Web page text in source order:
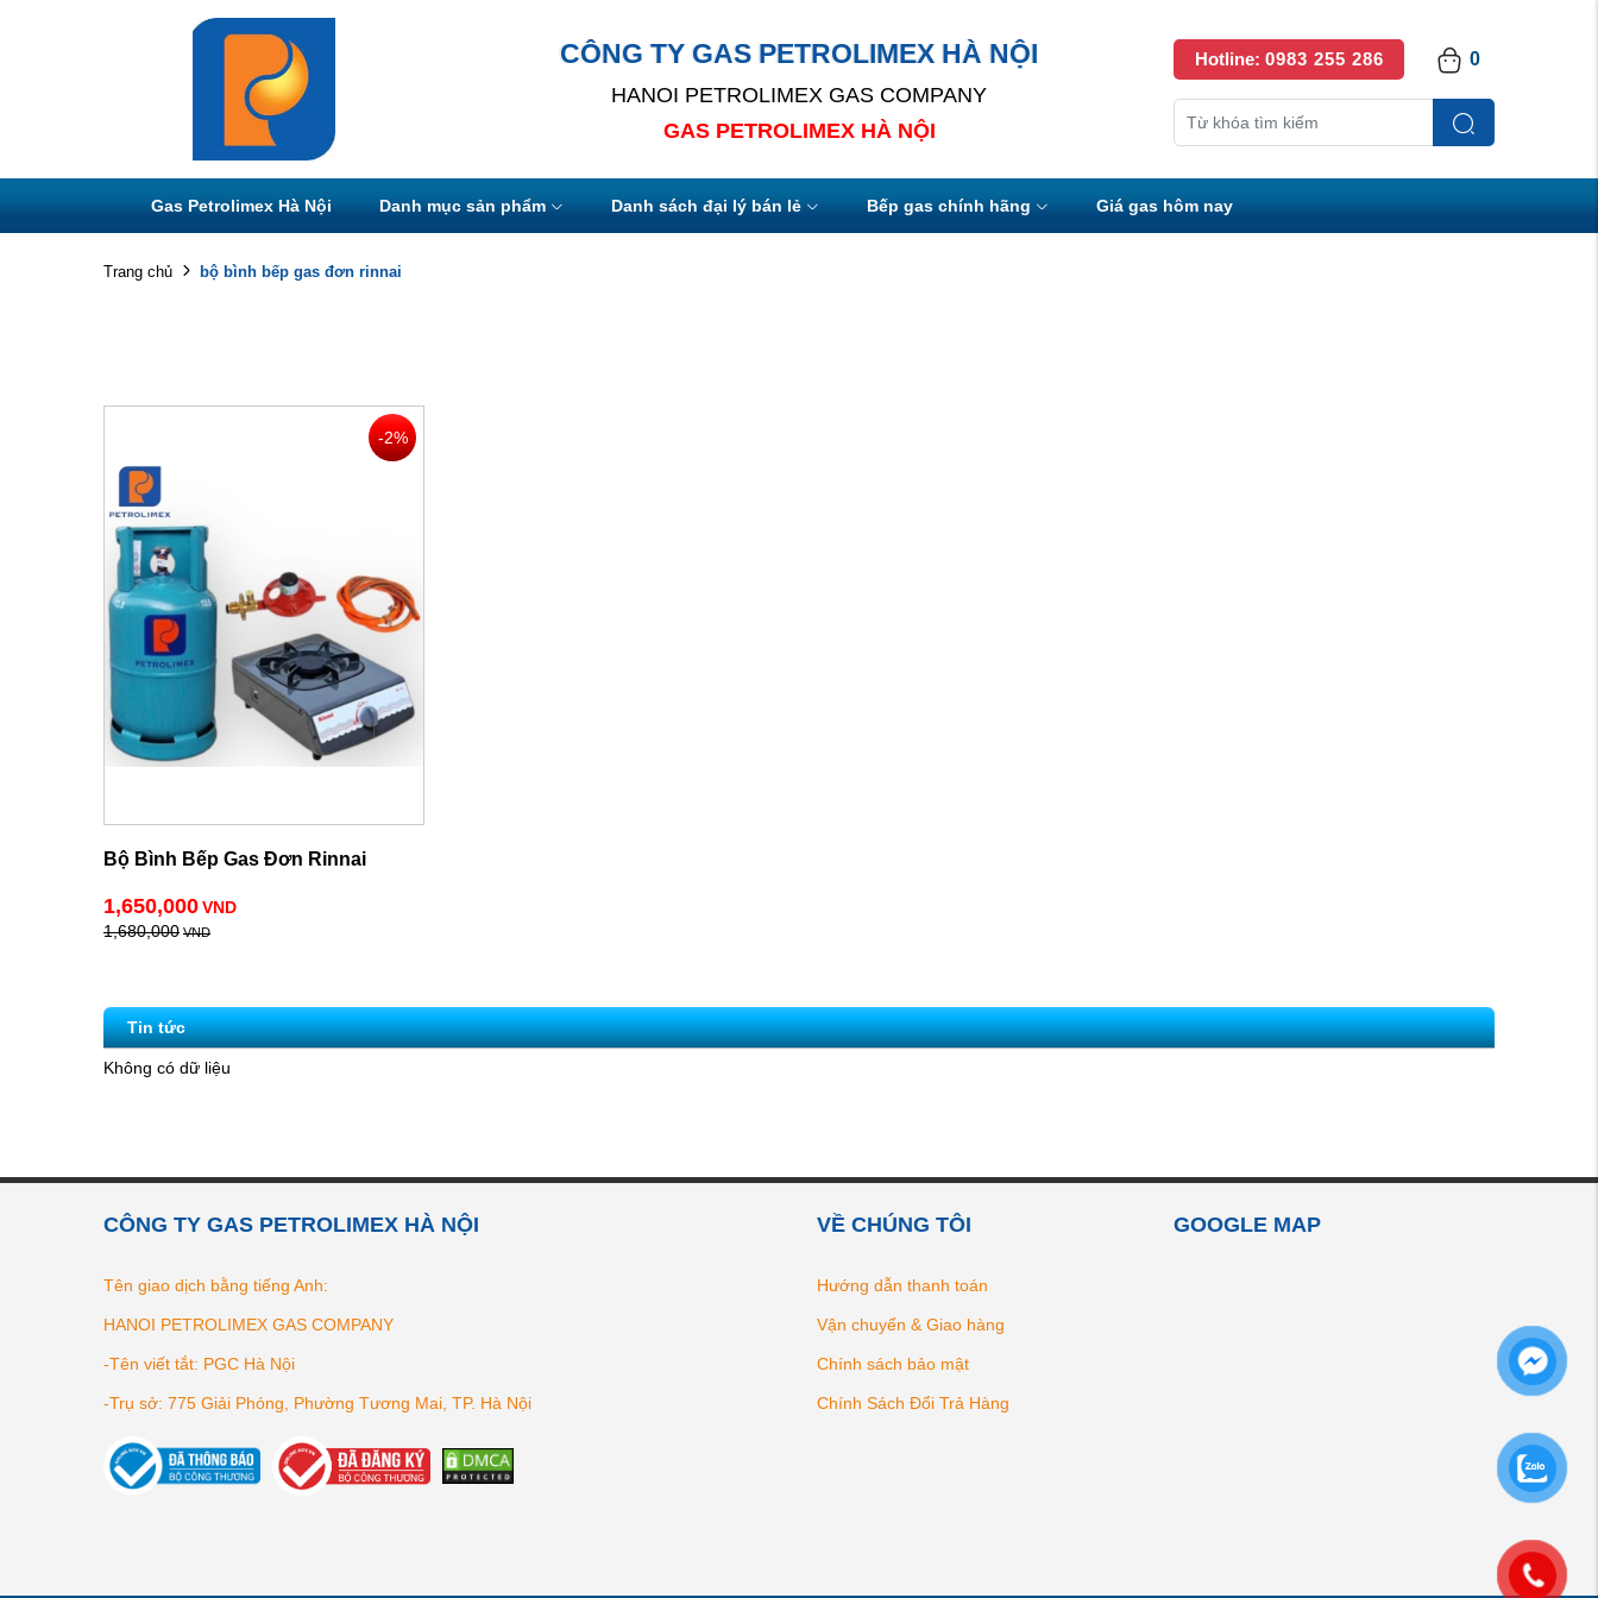
CÔNG TY GAS PETROLIMEX HÀ NỘI
HANOI PETROLIMEX GAS COMPANY
GAS PETROLIMEX HÀ NỘI
Hotline: 0983 255 286 0
Gas Petrolimex Hà Nội Danh mục sản phẩm Danh sách đại lý bán lẻ Bếp gas chính hãng Giá gas hôm nay
Trang chủ bộ bình bếp gas đơn rinnai
-2%
Bộ Bình Bếp Gas Đơn Rinnai
1,650,000 VND
1,680,000 VND
Tin tức
Không có dữ liệu
CÔNG TY GAS PETROLIMEX HÀ NỘI
Tên giao dịch bằng tiếng Anh:
HANOI PETROLIMEX GAS COMPANY
-Tên viết tắt: PGC Hà Nội
-Trụ sở: 775 Giải Phóng, Phường Tương Mai, TP. Hà Nội
VỀ CHÚNG TÔI
Hướng dẫn thanh toán
Vận chuyển & Giao hàng
Chính sách bảo mật
Chính Sách Đổi Trả Hàng
GOOGLE MAP